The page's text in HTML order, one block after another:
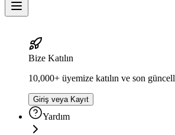
Bize Katılın
10,000+ üyemize katılın ve son
Giriş veya Kayıt
Yardım